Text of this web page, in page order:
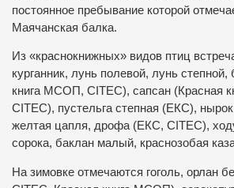
постоянное пребывание которой
Маячанская балка.
Из «краснокнижных» видов птиц
курганник, лунь полевой, лунь
книга МСОП, СІТЕС), сапсан (Красная
СІТЕС), пустельга степная (ЕКС),
желтая цапля, дрофа (ЕКС, СІТЕС),
сорока, баклан малый, краснозобая
На зимовке отмечаются гоголь, орлан